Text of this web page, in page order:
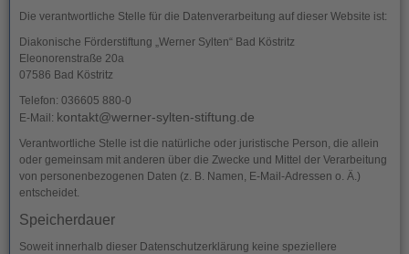
Die verantwortliche Stelle für die Datenverarbeitung auf dieser Website ist:
Diakonische Förderstiftung „Werner Sylten“ Bad Köstritz
Eleonorenstraße 20a
07586 Bad Köstritz
Telefon: 036605 880-0
E-Mail: kontakt@werner-sylten-stiftung.de
Verantwortliche Stelle ist die natürliche oder juristische Person, die allein
oder gemeinsam mit anderen über die Zwecke und Mittel der Verarbeitung
von personenbezogenen Daten (z. B. Namen, E-Mail-Adressen o. Ä.)
entscheidet.
Speicherdauer
Soweit innerhalb dieser Datenschutzerklärung keine speziellere